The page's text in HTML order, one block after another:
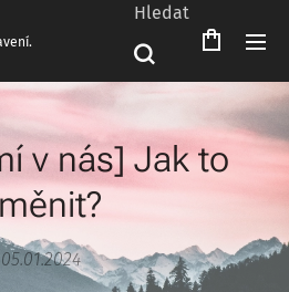
Hledat
v nás] Jak to
05.01.2024